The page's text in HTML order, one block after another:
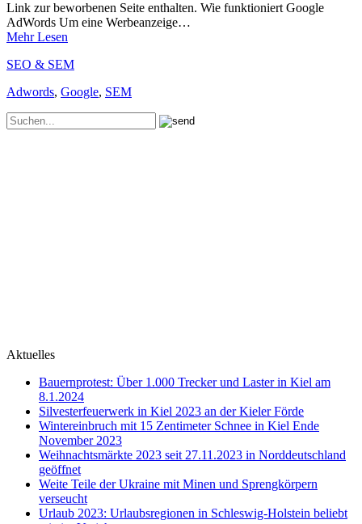
Link zur beworbenen Seite enthalten. Wie funktioniert Google
AdWords Um eine Werbeanzeige…
Mehr Lesen
SEO & SEM
Adwords, Google, SEM
Aktuelles
Bauernprotest: Über 1.000 Trecker und Laster in Kiel am
8.1.2024
Silvesterfeuerwerk in Kiel 2023 an der Kieler Förde
Wintereinbruch mit 15 Zentimeter Schnee in Kiel Ende
November 2023
Weihnachtsmärkte 2023 seit 27.11.2023 in Norddeutschland
geöffnet
Weite Teile der Ukraine mit Minen und Sprengkörpern
verseucht
Urlaub 2023: Urlaubsregionen in Schleswig-Holstein beliebt